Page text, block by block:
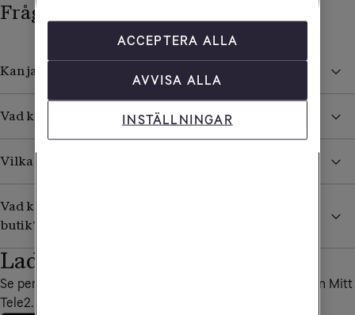
Frågor och svar
Kan jag ringa till en specifik Tele2-butik?
Vad kan jag få hjälp med i en Tele2-butik?
Vilka är Tele2s återförsäljare?
Vad kan jag som företagare få hjälp med i en Tele2-
butik?
Ladda ner vår app
Se personliga erbjudanden, fakturor och annat bra i appen Mitt
Tele2.
ACCEPTERA ALLA
AVVISA ALLA
INSTÄLLNINGAR